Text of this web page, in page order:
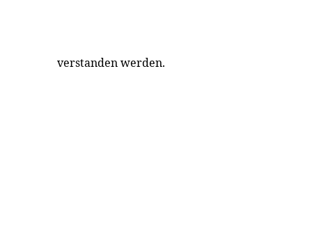
verstanden werden.